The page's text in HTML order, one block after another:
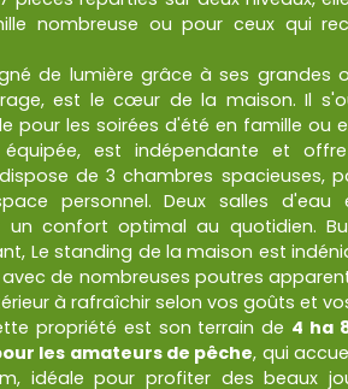
nombreuse ou pour ceux qui
de lumière grâce à ses grandes
est le cœur de la maison. Il
pour les soirées d'été en famille ou
est indépendante et
de 3 chambres spacieuses,
personnel. Deux salles d'eau
un confort optimal au quotidien.
Le standing de la maison est
de nombreuses poutres
à rafraîchir selon vos goûts et
propriété est son terrain de 4 ha
les amateurs de pêche, qui
idéale pour profiter des beaux